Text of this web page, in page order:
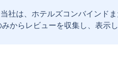
当社は、ホテルズコンバインド
からレビューを収集し、表示し